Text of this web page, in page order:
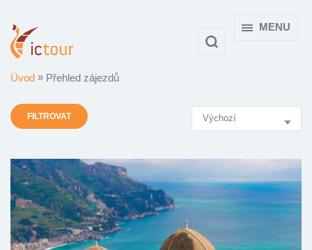
MENU
Úvod Přehled zájezdů
Výsledky
FILTROVAT